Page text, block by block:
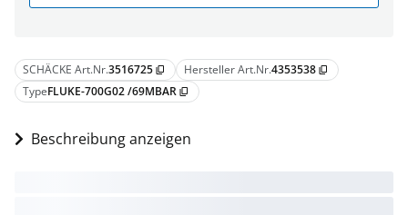
SCHÄCKE Art.Nr.3516725 content_copy Hersteller Art.Nr.4353538 content_copy
TypeFLUKE-700G02 /69MBAR content_copy
Beschreibung anzeigen